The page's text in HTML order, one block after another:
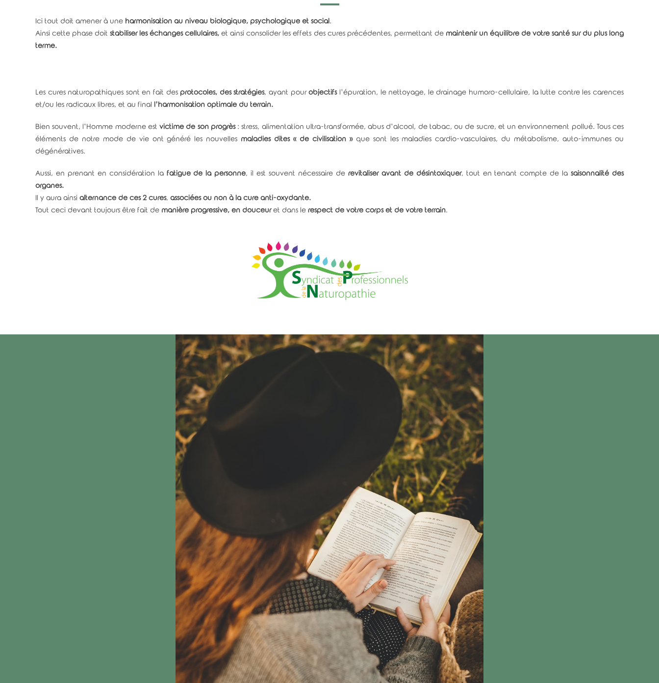
Ici tout doit amener à une harmonisation au niveau biologique, psychologique et social.
Ainsi cette phase doitstabiliser les échanges cellulaires, et ainsi consolider les effets des cures précédentes, permettant de maintenir un équilibre de votre santé sur du plus long
terme.
Les cures naturopathiques sont en fait des protocoles, des stratégies, ayant pourobjectifsl’épuration, le nettoyage, le drainage humoro-cellulaire, la lutte contre les carences
et/ou les radicaux libres, et au final l’harmonisation optimale du terrain.
Bien souvent, l’Homme moderne estvictime de son progrès: stress, alimentation ultra-transformée, abus d’alcool, de tabac, ou de sucre, et un environnement pollué. Tous ces
éléments de notre mode de vie ont généré les nouvelles maladies dites « de civilisation »que sont les maladies cardio-vasculaires, du métabolisme, auto-immunes ou
dégénératives.
Aussi, en prenant en considération la fatigue de la personne, il est souvent nécessaire de revitaliser avant de désintoxiquer, tout en tenant compte de lasaisonnalité des
organes.
Il y aura ainsi alternance de ces 2 cures, associées ou non à la cure anti-oxydante.
Tout ceci devant toujours être fait de manière progressive, en douceuret dans le respect de votre corps et de votre terrain.